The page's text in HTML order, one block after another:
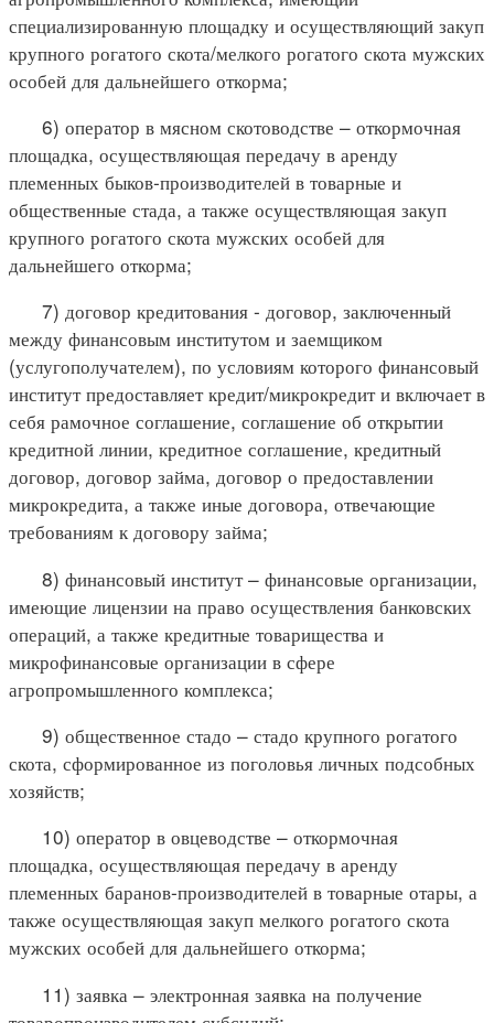
специализированную площадку и осуществляющий закуп
крупного рогатого скота/мелкого рогатого скота мужских
особей для дальнейшего откорма;
6) оператор в мясном скотоводстве – откормочная
площадка, осуществляющая передачу в аренду
племенных быков-производителей в товарные и
общественные стада, а также осуществляющая закуп
крупного рогатого скота мужских особей для
дальнейшего откорма;
7) договор кредитования - договор, заключенный
между финансовым институтом и заемщиком
(услугополучателем), по условиям которого финансовый
институт предоставляет кредит/микрокредит и включает в
себя рамочное соглашение, соглашение об открытии
кредитной линии, кредитное соглашение, кредитный
договор, договор займа, договор о предоставлении
микрокредита, а также иные договора, отвечающие
требованиям к договору займа;
8) финансовый институт – финансовые организации,
имеющие лицензии на право осуществления банковских
операций, а также кредитные товарищества и
микрофинансовые организации в сфере
агропромышленного комплекса;
9) общественное стадо – стадо крупного рогатого
скота, сформированное из поголовья личных подсобных
хозяйств;
10) оператор в овцеводстве – откормочная
площадка, осуществляющая передачу в аренду
племенных баранов-производителей в товарные отары, а
также осуществляющая закуп мелкого рогатого скота
мужских особей для дальнейшего откорма;
11) заявка – электронная заявка на получение